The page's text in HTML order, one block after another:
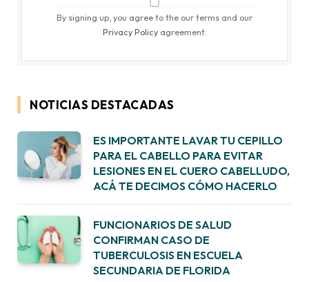
By signing up, you agree to the our terms and our
Privacy Policyagreement.
NOTICIAS DESTACADAS
ES IMPORTANTE LAVAR TU CEPILLO
PARA EL CABELLO PARA EVITAR
LESIONES EN EL CUERO CABELLUDO,
ACÁ TE DECIMOS CÓMO HACERLO
FUNCIONARIOS DE SALUD
CONFIRMAN CASO DE
TUBERCULOSIS EN ESCUELA
SECUNDARIA DE FLORIDA